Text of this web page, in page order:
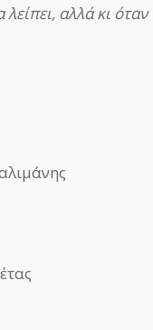
αλλά κι όταν